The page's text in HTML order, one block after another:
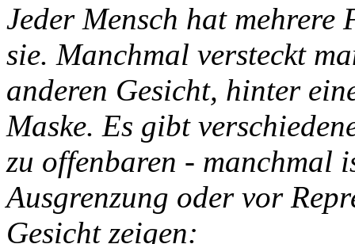
Jeder Mensch hat
sie. Manchmal versteckt
anderen Gesicht, hinter
Maske. Es gibt
zu offenbaren - manchmal
Ausgrenzung oder vor
Gesicht zeigen: